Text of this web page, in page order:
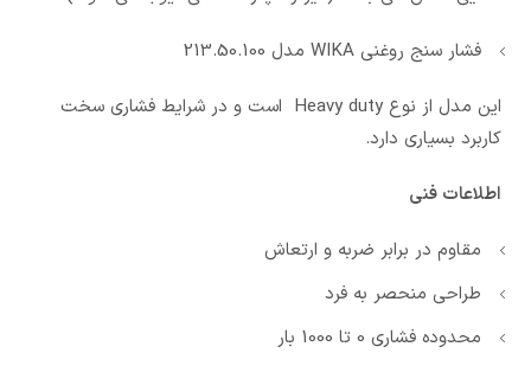
فشار سنج روغنی WIKA مدل 213.50.100
این مدل از نوع Heavy duty است و در شرایط فشاری سخت
کاربرد بسیاری دارد.
اطلاعات فنی
مقاوم در برابر ضربه و ارتعاش
طراحی منحصر به فرد
محدوده فشاری 0 تا 1000 بار